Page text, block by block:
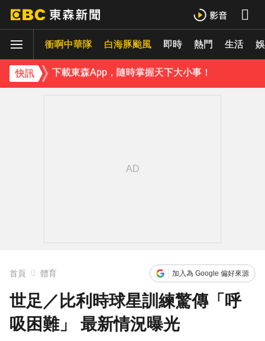
衝啊中華隊 白海豚颱風 即時 熱門 生活
快訊
下載東森App，隨時掌握天下大小事！
首頁 體育 加入為 Google 偏好來源
世足／比利時球星訓練驚傳「呼
吸困難」 最新情況曝光